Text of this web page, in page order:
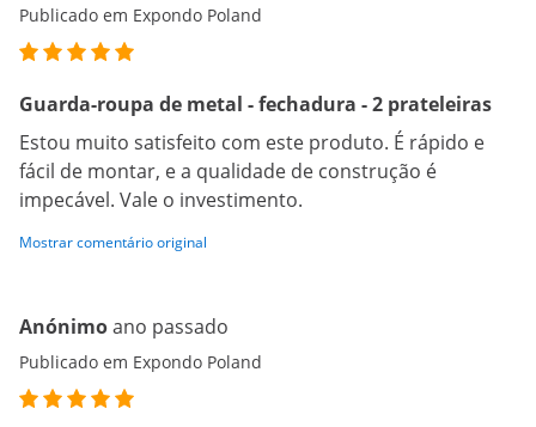
Publicado em Expondo Poland
Guarda-roupa de metal - fechadura - 2 prateleiras
Estou muito satisfeito com este produto. É rápido e
fácil de montar, e a qualidade de construção é
impecável. Vale o investimento.
Mostrar comentário original
Anónimoano passado
Publicado em Expondo Poland